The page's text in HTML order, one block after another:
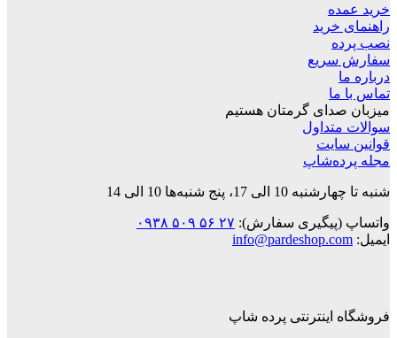
خرید عمده
راهنمای خرید
نصب پرده
سفارش سریع
درباره ما
تماس با ما
میزبان صدای گرمتان هستیم
سوالات متداول
قوانین‌ سایت
مجله پرده‌شاپ
شنبه تا چهارشنبه 10 الی 17، پنج شنبه‌ها 10 الی 14
واتساپ (پیگیری سفارش):۲۷ ۵۶ ۵۰۹ ۰۹۳۸
ایمیل:info@pardeshop.com
فروشگاه اینترنتی پرده شاپ